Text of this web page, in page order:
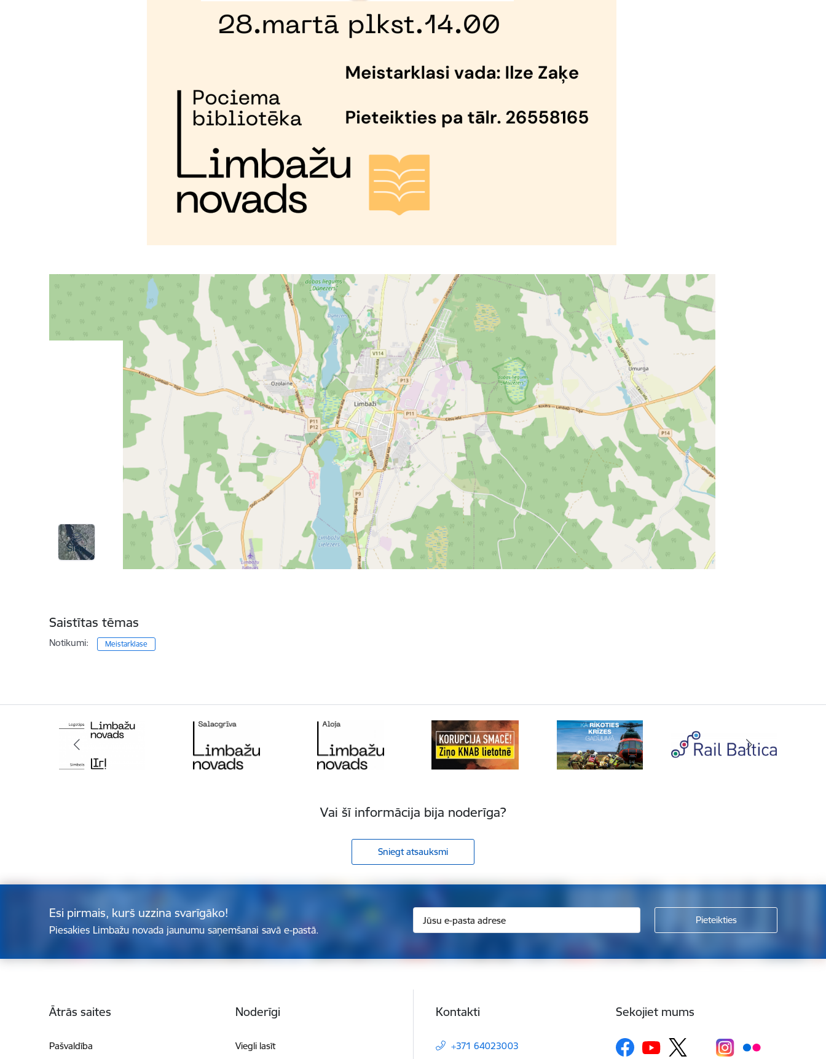
Saistītas tēmas
Notikumi: Meistarklase
Vai šī informācija bija noderīga?
Sniegt atsauksmi
Esi pirmais, kurš uzzina svarīgāko!
Piesakies Limbažu novada jaunumu saņemšanai savā e-pastā.
Ātrās saites
Pašvaldība
Noderīgi
Viegli lasīt
Kontakti
+371 64023003
Sekojiet mums